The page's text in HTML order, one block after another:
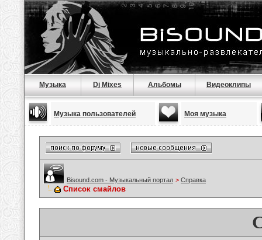
Музыка Dj Mixes Альбомы Видеоклипы
Музыка пользователей Моя музыка
Bisound.com - Музыкальный портал > Справка
Список смайлов